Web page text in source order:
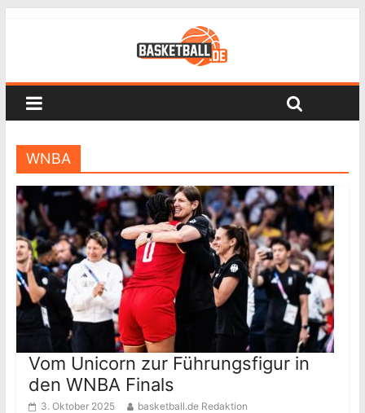
WNBA
Vom Unicorn zur Führungsfigur in
den WNBA Finals
3. Oktober 2025 basketball.de Redaktion